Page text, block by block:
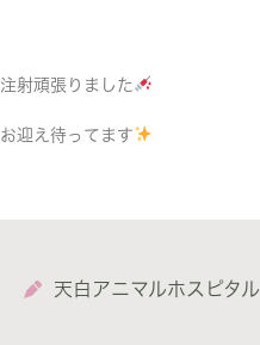
注射頑張りました
お迎え待ってます
天白アニマルホスピタル